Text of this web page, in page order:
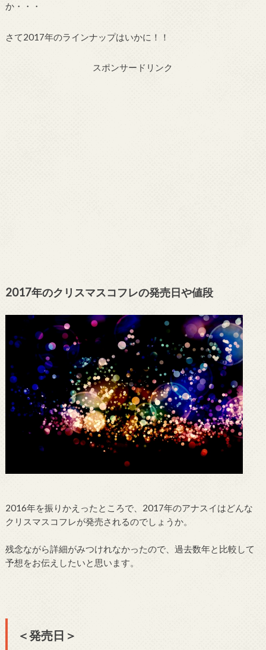
か・・・
さて2017年のラインナップはいかに！！
スポンサードリンク
2017年のクリスマスコフレの発売日や値段
2016年を振りかえったところで、2017年のアナスイはどんな
クリスマスコフレが発売されるのでしょうか。
残念ながら詳細がみつけれなかったので、過去数年と比較して
予想をお伝えしたいと思います。
＜発売日＞